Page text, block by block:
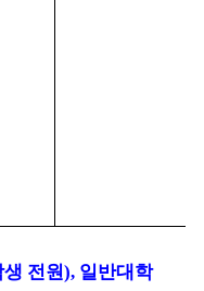
전원), 일반대학